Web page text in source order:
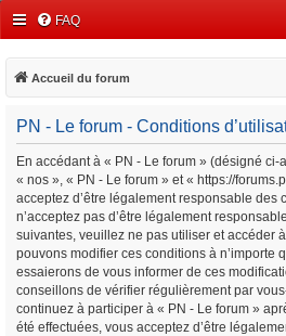
FAQ
Accueil du forum
PN - Le forum - Conditions
En accédant à « PN - Le forum » (désigné
« nos », « PN - Le forum » et « https://
acceptez d’être légalement responsable des
n’acceptez pas d’être légalement
suivantes, veuillez ne pas utiliser et accéder
pouvons modifier ces conditions à n’importe
essaierons de vous informer de ces
conseillons de vérifier régulièrement par
continuez à participer à « PN - Le forum »
été effectuées, vous acceptez d’être